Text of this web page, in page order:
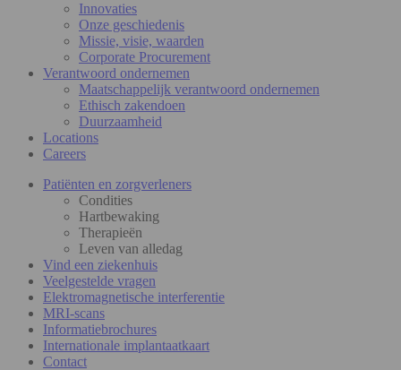
Innovaties
Onze geschiedenis
Missie, visie, waarden
Corporate Procurement
Verantwoord ondernemen
Maatschappelijk verantwoord ondernemen
Ethisch zakendoen
Duurzaamheid
Locations
Careers
Patiënten en zorgverleners
Condities
Hartbewaking
Therapieën
Leven van alledag
Vind een ziekenhuis
Veelgestelde vragen
Elektromagnetische interferentie
MRI-scans
Informatiebrochures
Internationale implantaatkaart
Contact